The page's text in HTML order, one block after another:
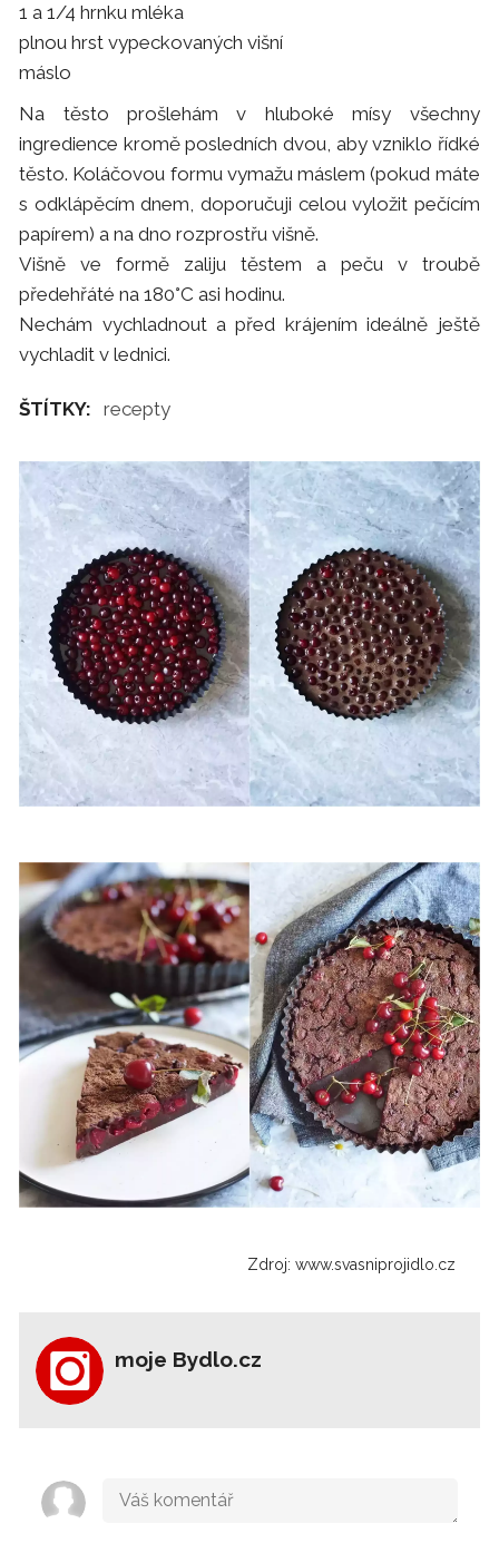
1 a 1/4 hrnku mléka
plnou hrst vypeckovaných višní
máslo
Na těsto prošlehám v hluboké mísy všechny
ingredience kromě posledních dvou, aby vzniklo řídké
těsto. Koláčovou formu vymažu máslem (pokud máte
s odklápěcím dnem, doporučuji celou vyložit pečícím
papírem) a na dno rozprostřu višně.
Višně ve formě zaliju těstem a peču v troubě
předehřáté na 180°C asi hodinu.
Nechám vychladnout a před krájením ideálně ještě
vychladit v lednici.
ŠTÍTKY: recepty
Zdroj: www.svasniprojidlo.cz
moje Bydlo.cz